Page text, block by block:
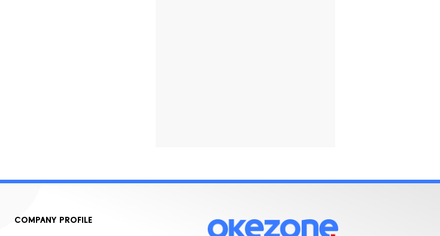
COMPANY PROFILE